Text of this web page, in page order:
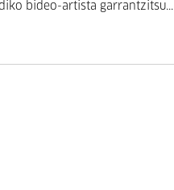
bideo-artista garrantzitsu...